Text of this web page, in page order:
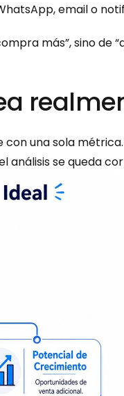
email o
más”, sino de
con una sola
análisis se queda